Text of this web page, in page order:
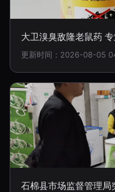
大卫溴臭敌隆老鼠药
更新时间：2026-08-05
石棉县市场监督管理